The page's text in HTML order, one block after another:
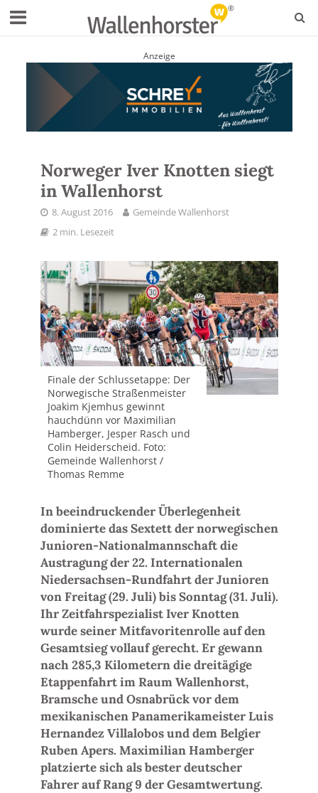
Anzeige
Norweger Iver Knotten siegt
in Wallenhorst
8. August 2016
Gemeinde Wallenhorst
2 min. Lesezeit
Finale der Schlussetappe: Der
Norwegische Straßenmeister
Joakim Kjemhus gewinnt
hauchdünn vor Maximilian
Hamberger, Jesper Rasch und
Colin Heiderscheid. Foto:
Gemeinde Wallenhorst /
Thomas Remme
In beeindruckender Überlegenheit
dominierte das Sextett der norwegischen
Junioren-Nationalmannschaft die
Austragung der 22. Internationalen
Niedersachsen-Rundfahrt der Junioren
von Freitag (29. Juli) bis Sonntag (31. Juli).
Ihr Zeitfahrspezialist Iver Knotten
wurde seiner Mitfavoritenrolle auf den
Gesamtsieg vollauf gerecht. Er gewann
nach 285,3 Kilometern die dreitägige
Etappenfahrt im Raum Wallenhorst,
Bramsche und Osnabrück vor dem
mexikanischen Panamerikameister Luis
Hernandez Villalobos und dem Belgier
Ruben Apers. Maximilian Hamberger
platzierte sich als bester deutscher
Fahrer auf Rang 9 der Gesamtwertung.